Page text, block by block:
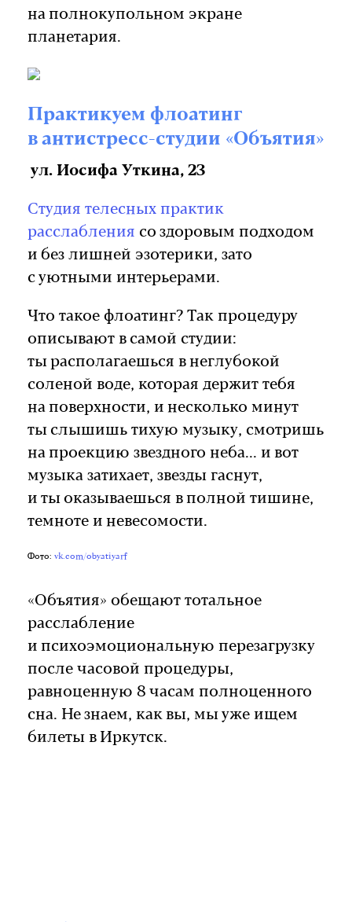
на полнокупольном экране
планетария.
Практикуем флоатинг
в антистресс-студии «Объятия»
ул. Иосифа Уткина, 23
Студия телесных практик
расслабления со здоровым подходом
и без лишней эзотерики, зато
с уютными интерьерами.
Что такое флоатинг? Так процедуру
описывают в самой студии:
ты располагаешься в неглубокой
соленой воде, которая держит тебя
на поверхности, и несколько минут
ты слышишь тихую музыку, смотришь
на проекцию звездного неба... и вот
музыка затихает, звезды гаснут,
и ты оказываешься в полной тишине,
темноте и невесомости.
Фото: vk.com/obyatiyarf
«Объятия» обещают тотальное
расслабление
и психоэмоциональную перезагрузку
после часовой процедуры,
равноценную 8 часам полноценного
сна. Не знаем, как вы, мы уже ищем
билеты в Иркутск.